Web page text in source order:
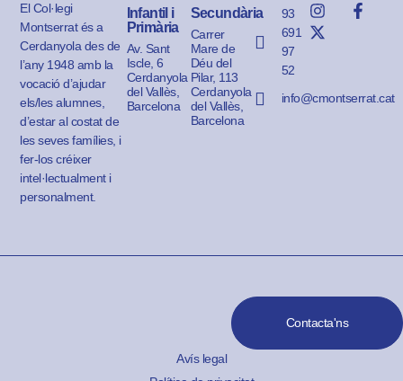
El Col·legi
Montserrat és a
Cerdanyola des de
l’any 1948 amb la
vocació d’ajudar
els/les alumnes,
d’estar al costat de
les seves famílies, i
fer-los créixer
intel·lectualment i
personalment.
Infantil i
Primària
Av. Sant
Iscle, 6
Cerdanyola
del Vallès,
Barcelona
Secundària
Carrer
Mare de
Déu del
Pilar, 113
Cerdanyola
del Vallès,
Barcelona
93
691
97
52
info@cmontserrat.cat
Contacta'ns
Avís legal